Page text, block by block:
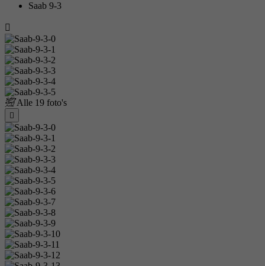
Saab 9-3
Alle 19 foto's